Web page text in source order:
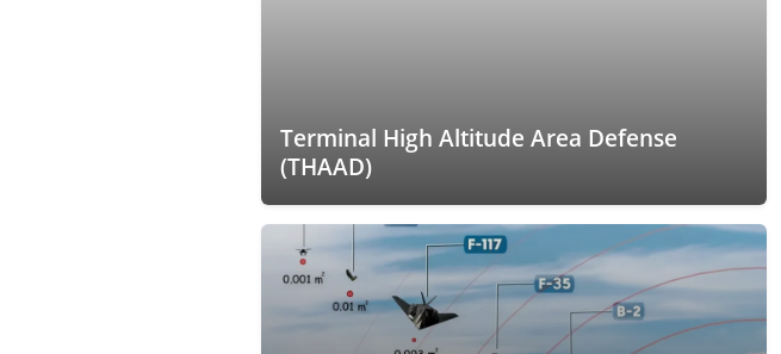
Terminal High Altitude Area Defense
(THAAD)